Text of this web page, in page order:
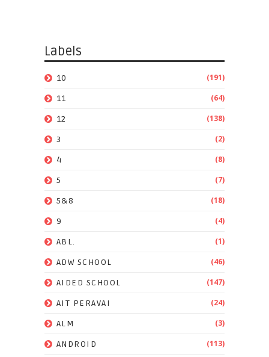
Labels
10 (191)
11 (64)
12 (138)
3 (2)
4 (8)
5 (7)
5&8 (18)
9 (4)
ABL. (1)
ADW SCHOOL (46)
AIDED SCHOOL (147)
AIT PERAVAI (24)
ALM (3)
ANDROID (113)